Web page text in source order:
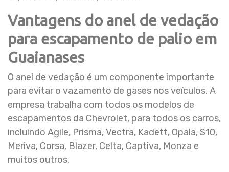
Vantagens do anel de vedação
para escapamento de palio em
Guaianases
O anel de vedação é um componente importante
para evitar o vazamento de gases nos veículos. A
empresa trabalha com todos os modelos de
escapamentos da Chevrolet, para todos os carros,
incluindo Agile, Prisma, Vectra, Kadett, Opala, S10,
Meriva, Corsa, Blazer, Celta, Captiva, Monza e
muitos outros.